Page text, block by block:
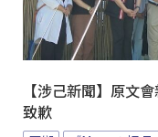
【涉己新聞】原文
致歉